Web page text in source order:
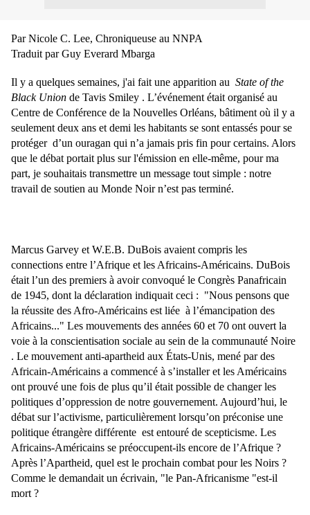
Par Nicole C. Lee, Chroniqueuse au NNPA
Traduit par Guy Everard Mbarga
Il y a quelques semaines, j'ai fait une apparition au State of the
Black Union de Tavis Smiley . L’événement était organisé au
Centre de Conférence de la Nouvelles Orléans, bâtiment où il y a
seulement deux ans et demi les habitants se sont entassés pour se
protéger d’un ouragan qui n’a jamais pris fin pour certains. Alors
que le débat portait plus sur l'émission en elle-même, pour ma
part, je souhaitais transmettre un message tout simple : notre
travail de soutien au Monde Noir n’est pas terminé.
Marcus Garvey et W.E.B. DuBois avaient compris les
connections entre l’Afrique et les Africains-Américains. DuBois
était l’un des premiers à avoir convoqué le Congrès Panafricain
de 1945, dont la déclaration indiquait ceci : "Nous pensons que
la réussite des Afro-Américains est liée à l’émancipation des
Africains..." Les mouvements des années 60 et 70 ont ouvert la
voie à la conscientisation sociale au sein de la communauté Noire
. Le mouvement anti-apartheid aux États-Unis, mené par des
Africain-Américains a commencé à s’installer et les Américains
ont prouvé une fois de plus qu’il était possible de changer les
politiques d’oppression de notre gouvernement. Aujourd’hui, le
débat sur l’activisme, particulièrement lorsqu’on préconise une
politique étrangère différente est entouré de scepticisme. Les
Africains-Américains se préoccupent-ils encore de l’Afrique ?
Après l’Apartheid, quel est le prochain combat pour les Noirs ?
Comme le demandait un écrivain, "le Pan-Africanisme "est-il
mort ?